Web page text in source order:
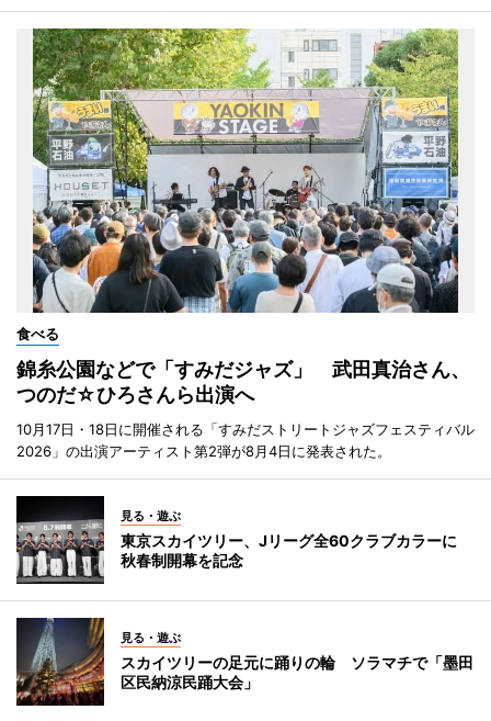
食べる
錦糸公園などで「すみだジャズ」 武田真治さん、
つのだ☆ひろさんら出演へ
10月17日・18日に開催される「すみだストリートジャズフェスティバル
2026」の出演アーティスト第2弾が8月4日に発表された。
見る・遊ぶ
東京スカイツリー、Jリーグ全60クラブカラーに
秋春制開幕を記念
見る・遊ぶ
スカイツリーの足元に踊りの輪 ソラマチで「墨田
区民納涼民踊大会」